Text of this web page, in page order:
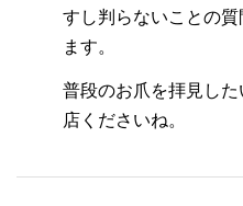
すし判らないことの
ます。
普段のお爪を拝見し
店くださいね。